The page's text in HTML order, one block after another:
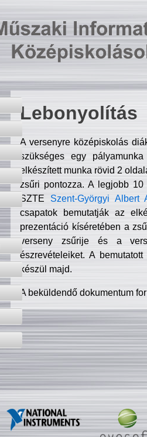
Lebonyolítás
A versenyre középiskolás
szükséges egy
elkészített munka rövid 2
zsűri pontozza. A legjobb
SZTE Szent-Györgyi Albert
csapatok bemutatják az
prezentáció kíséretében a
verseny zsűrije és a
észrevételeiket. A
készül majd.
A beküldendő dokumentum